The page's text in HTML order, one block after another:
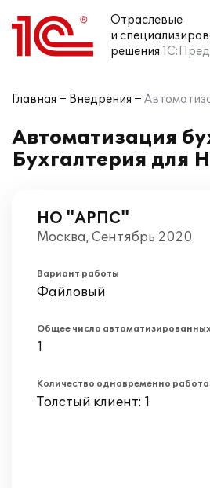
Отраслевые
и
решения
Главная Внедрения
Автоматизация
Бухгалтерия для
НО "АРПС"
Москва, Сентябрь 2020
Вариант работы
Файловый
Общее число
1
Количество одновременно
Толстый клиент: 1